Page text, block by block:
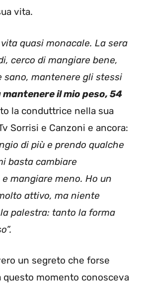
vita.
vita quasi monacale. La sera
cerco di mangiare bene,
sano, mantenere gli stessi
mantenere il mio peso, 54
la conduttrice nella sua
Sorrisi e Canzoni e ancora:
di più e prendo qualche
basta cambiare
mangiare meno. Ho un
attivo, ma niente
palestra: tanto la forma
un segreto che forse
questo momento conosceva